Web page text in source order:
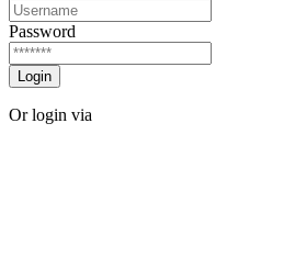
Password
Login
Or login via